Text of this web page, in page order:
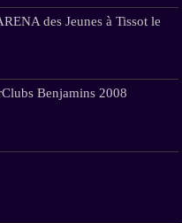
des Jeunes à Tissot le
Benjamins 2008